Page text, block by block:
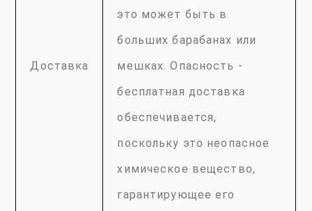
Доставка
это может быть в
больших барабанах или
мешках. Опасность -
бесплатная доставка
обеспечивается,
поскольку это неопасное
химическое вещество,
гарантирующее его